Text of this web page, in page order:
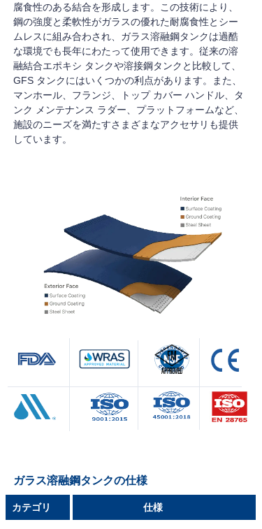
腐食性のある結合を形成します。この技術により、
鋼の強度と柔軟性がガラスの優れた耐腐食性とシー
ムレスに組み合わされ、ガラス溶融鋼タンクは過酷
な環境でも長年にわたって使用できます。従来の溶
融結合エポキシ タンクや溶接鋼タンクと比較して、
GFS タンクにはいくつかの利点があります。また、
マンホール、フランジ、トップ カバー ハンドル、タ
ンク メンテナンス ラダー、プラットフォームなど、
施設のニーズを満たすさまざまなアクセサリも提供
しています。
ガラス溶融鋼タンクの仕様
カテゴリ 仕様